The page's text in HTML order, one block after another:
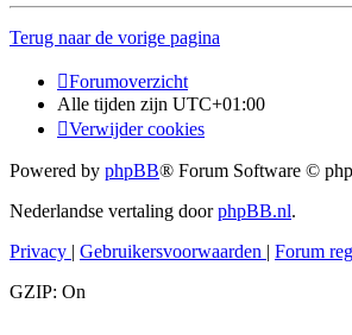
Terug naar de vorige pagina
Forumoverzicht
Alle tijden zijn UTC+01:00
Verwijder cookies
Powered by phpBB® Forum Software ©
Nederlandse vertaling doorphpBB.nl.
Privacy | Gebruikersvoorwaarden | Forum
GZIP: On